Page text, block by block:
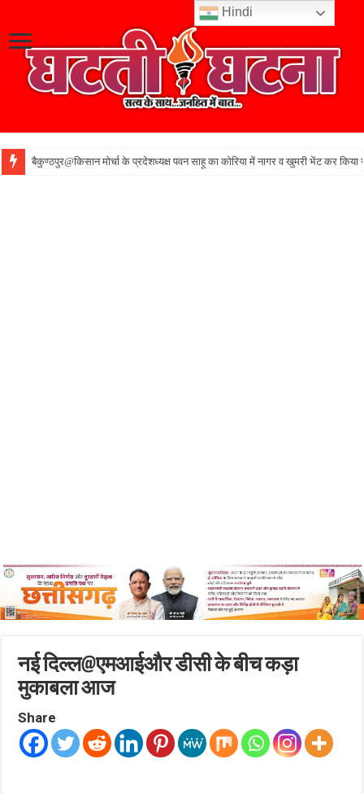
बैकुण्ठपुर@किसान मोर्चा के प्रदेशध्यक्ष पवन साहू का कोरिया में नागर व खुमरी भेंट कर किया
नई दिल्ल@एमआईऔर डीसी के बीच कड़ा
मुकाबला आज
Share
Hindi